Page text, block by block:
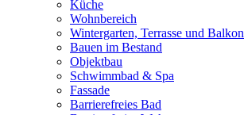
Küche
Wohnbereich
Wintergarten, Terrasse und Balkon
Bauen im Bestand
Objektbau
Schwimmbad & Spa
Fassade
Barrierefreies Bad